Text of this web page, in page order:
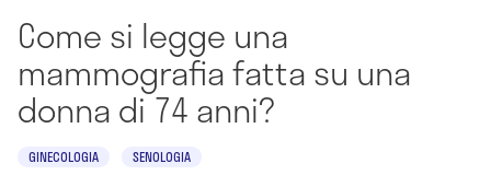
Come si legge una
mammografia fatta su una
donna di 74 anni?
GINECOLOGIA SENOLOGIA